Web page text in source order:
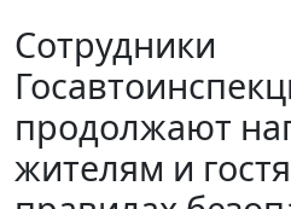
Сотрудники
продолжают
жителям и